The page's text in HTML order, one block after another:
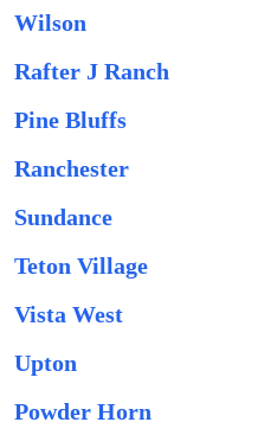
Wilson
Rafter J Ranch
Pine Bluffs
Ranchester
Sundance
Teton Village
Vista West
Upton
Powder Horn